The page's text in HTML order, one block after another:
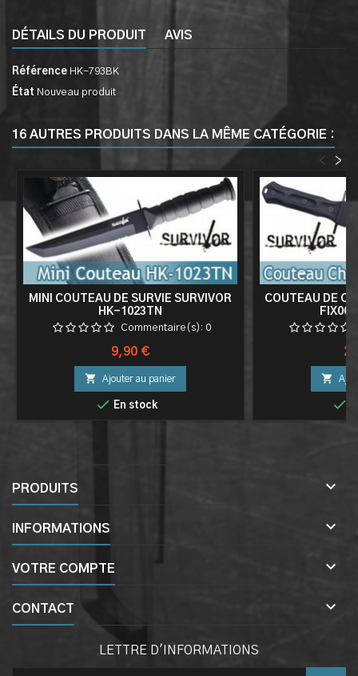
DÉTAILS DU PRODUIT AVIS
Référence HK-793BK
État Nouveau produit
16 AUTRES PRODUITS DANS LA MÊME CATÉGORIE :
>
<
MINI COUTEAU DE SURVIE SURVIVOR
HK-1023TN
Commentaire(s): 0
Prix
9,90 €
 Ajouter au panier
 En stock
COUTEAU DE


PRODUITS 
INFORMATIONS 
VOTRE COMPTE 
CONTACT 
LETTRE D'INFORMATIONS